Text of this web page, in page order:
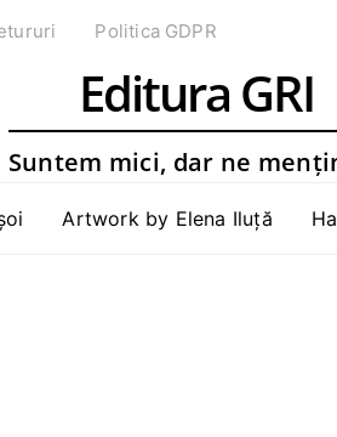
Politica GDPR
Editura GRI
Suntem mici, dar ne
Artwork by Elena Iluță